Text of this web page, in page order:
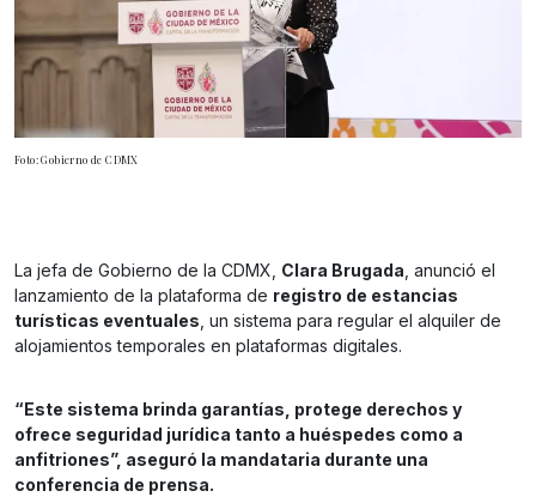
Foto: Gobierno de CDMX
La jefa de Gobierno de la CDMX, Clara Brugada, anunció el
lanzamiento de la plataforma de registro de estancias
turísticas eventuales, un sistema para regular el alquiler de
alojamientos temporales en plataformas digitales.
“Este sistema brinda garantías, protege derechos y
ofrece seguridad jurídica tanto a huéspedes como a
anfitriones”, aseguró la mandataria durante una
conferencia de prensa.